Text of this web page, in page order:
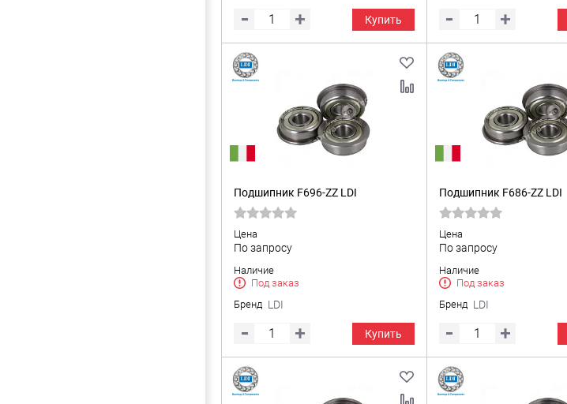
Купить
Подшипник F696-ZZ LDI
Цена
По запросу
Наличие
Под заказ
Бренд LDI
Купить
Подшипник F686-ZZ LDI
Цена
По запросу
Наличие
Под заказ
Бренд LDI